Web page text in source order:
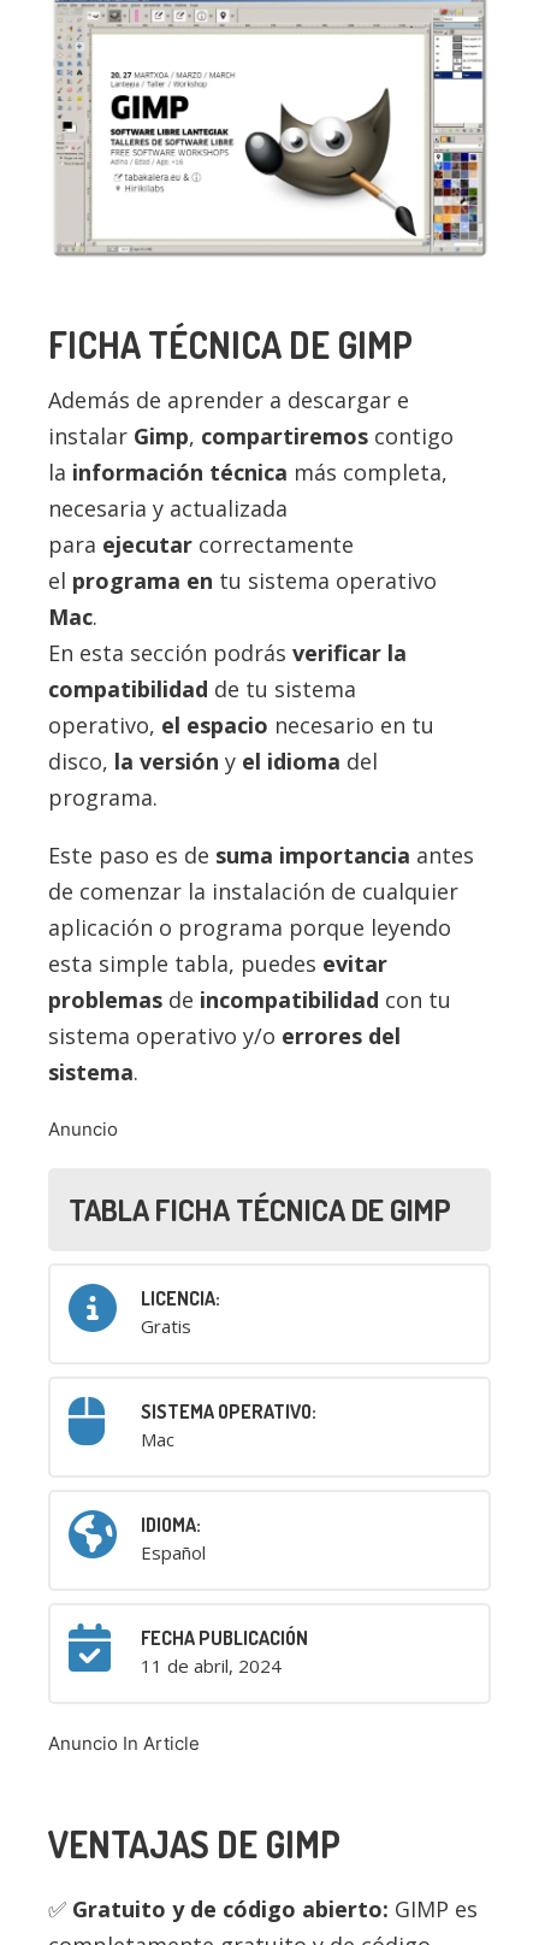
FICHA TÉCNICA DE GIMP
Además de aprender a descargar e
instalar Gimp, compartiremos contigo
la información técnica más completa,
necesaria y actualizada
para ejecutar correctamente
el programa en tu sistema operativo
Mac.
En esta sección podrás verificar la
compatibilidad de tu sistema
operativo, el espacio necesario en tu
disco, la versión y el idioma del
programa.
Este paso es de suma importancia antes
de comenzar la instalación de cualquier
aplicación o programa porque leyendo
esta simple tabla, puedes evitar
problemas de incompatibilidad con tu
sistema operativo y/o errores del
sistema.
Anuncio
TABLA FICHA TÉCNICA DE GIMP
LICENCIA:
Gratis
SISTEMA OPERATIVO:
Mac
IDIOMA:
Español
FECHA PUBLICACIÓN
11 de abril, 2024
Anuncio In Article
VENTAJAS DE GIMP
Gratuito y de código abierto: GIMP es